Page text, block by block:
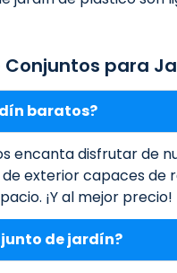
para
baratos?
encanta disfrutar de
exterior capaces de
¡Y al mejor precio!
de jardín?